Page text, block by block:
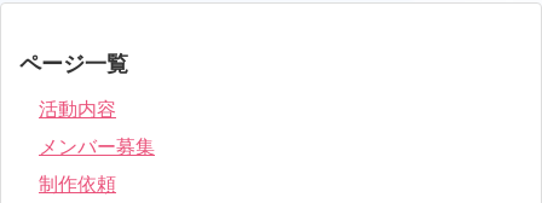
ページ一覧
活動内容
メンバー募集
制作依頼